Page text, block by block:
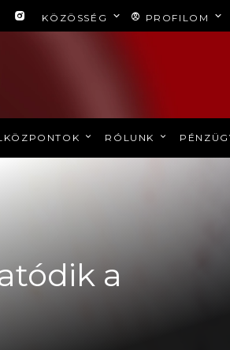
KÖZÖSSÉG PROFILOM
RÓLUNK
a